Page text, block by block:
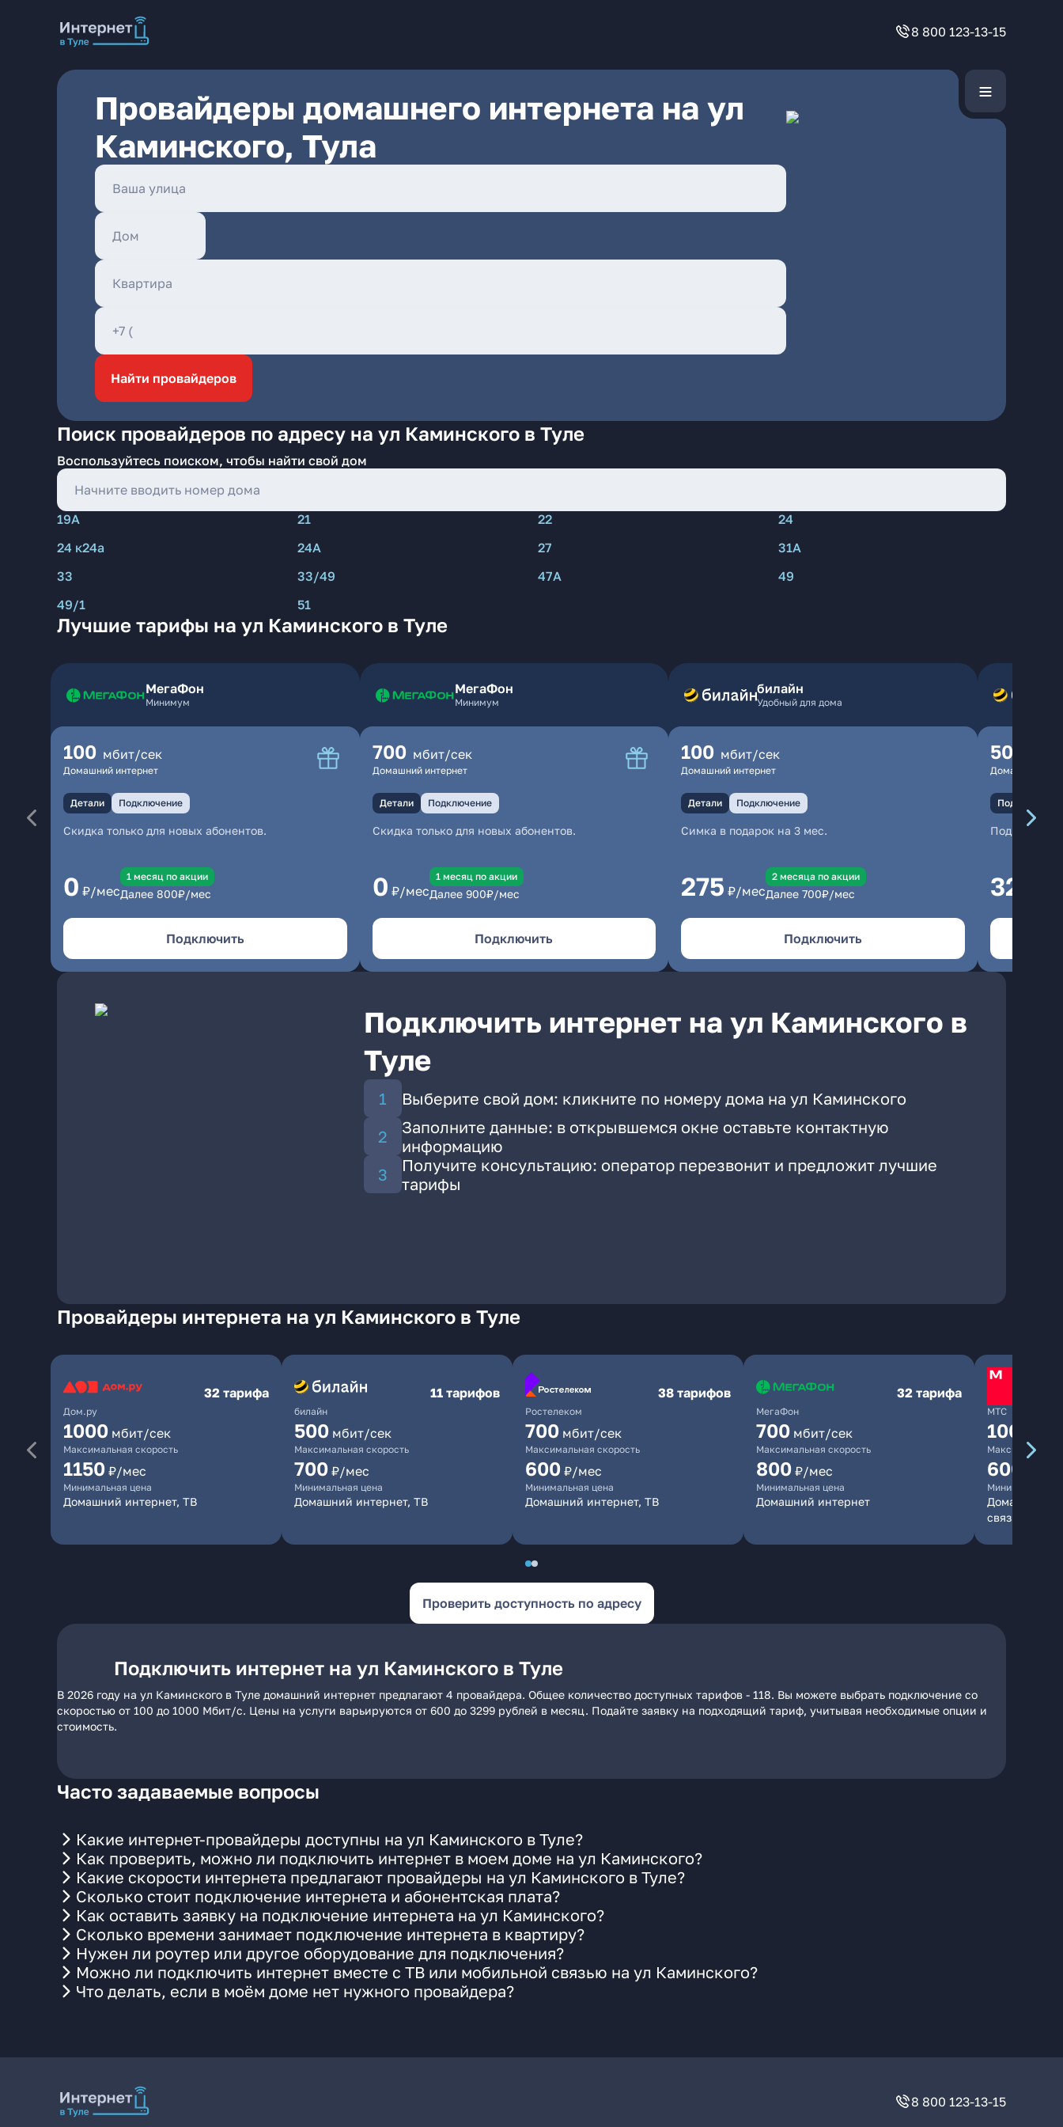
8 800 123-13-15
Провайдеры домашнего интернета на ул
Каминского, Тула
Найти провайдеров
Поиск провайдеров по адресу на ул Каминского в Туле
Воспользуйтесь поиском, чтобы найти свой дом
19А 21 22
24
24 к24а
24А 27
31А
33
33/49 47А
49
49/1
51
Лучшие тарифы на ул Каминского в Туле
МегаФон
Минимум
100 мбит/сек
Домашний интернет
Детали Подключение
Скидка только для новых абонентов.
0 ₽/мес
1 месяц по акции
Далее 800₽/мес
Подключить
МегаФон
Минимум
700 мбит/сек
Домашний интернет
Детали Подключение
Скидка только для новых абонентов.
0 ₽/мес
1 месяц по акции
Далее 900₽/мес
Подключить
билайн
Удобный для дома
100 мбит/сек
Домашний интернет
Детали Подключение
Симка в подарок на 3 мес.
275 ₽/мес
2 месяцa по акции
Далее 700₽/мес
Подключить
500
Домашний
Подключение
325
Подключить интернет на ул Каминского в
Туле
Выберите свой дом: кликните по номеру дома на ул Каминского
Заполните данные: в открывшемся окне оставьте контактную
информацию
Получите консультацию: оператор перезвонит и предложит лучшие
тарифы
Провайдеры интернета на ул Каминского в Туле
Дом.ру
32 тарифа
1000 мбит/сек
Максимальная скорость
1150 ₽/мес
Минимальная цена
Домашний интернет, ТВ
билайн
11 тарифов
500 мбит/сек
Максимальная скорость
700 ₽/мес
Минимальная цена
Домашний интернет, ТВ
Ростелеком
38 тарифов
700 мбит/сек
Максимальная скорость
600 ₽/мес
Минимальная цена
Домашний интернет, ТВ
МегаФон
32 тарифа
700 мбит/сек
Максимальная скорость
800 ₽/мес
Минимальная цена
Домашний интернет
МТС
1000
Максимальная
600
Минимальная
Домашний
связь
Проверить доступность по адресу
Подключить интернет на ул Каминского в Туле
В 2026 году на ул Каминского в Туле домашний интернет предлагают 4 провайдера. Общее количество доступных тарифов - 118. Вы можете выбрать подключение со
скоростью от 100 до 1000 Мбит/с. Цены на услуги варьируются от 600 до 3299 рублей в месяц. Подайте заявку на подходящий тариф, учитывая необходимые опции и
стоимость.
Часто задаваемые вопросы
Какие интернет-провайдеры доступны на ул Каминского в Туле?
Как проверить, можно ли подключить интернет в моем доме на ул Каминского?
Какие скорости интернета предлагают провайдеры на ул Каминского в Туле?
Сколько стоит подключение интернета и абонентская плата?
Как оставить заявку на подключение интернета на ул Каминского?
Сколько времени занимает подключение интернета в квартиру?
Нужен ли роутер или другое оборудование для подключения?
Можно ли подключить интернет вместе с ТВ или мобильной связью на ул Каминского?
Что делать, если в моём доме нет нужного провайдера?
8 800 123-13-15